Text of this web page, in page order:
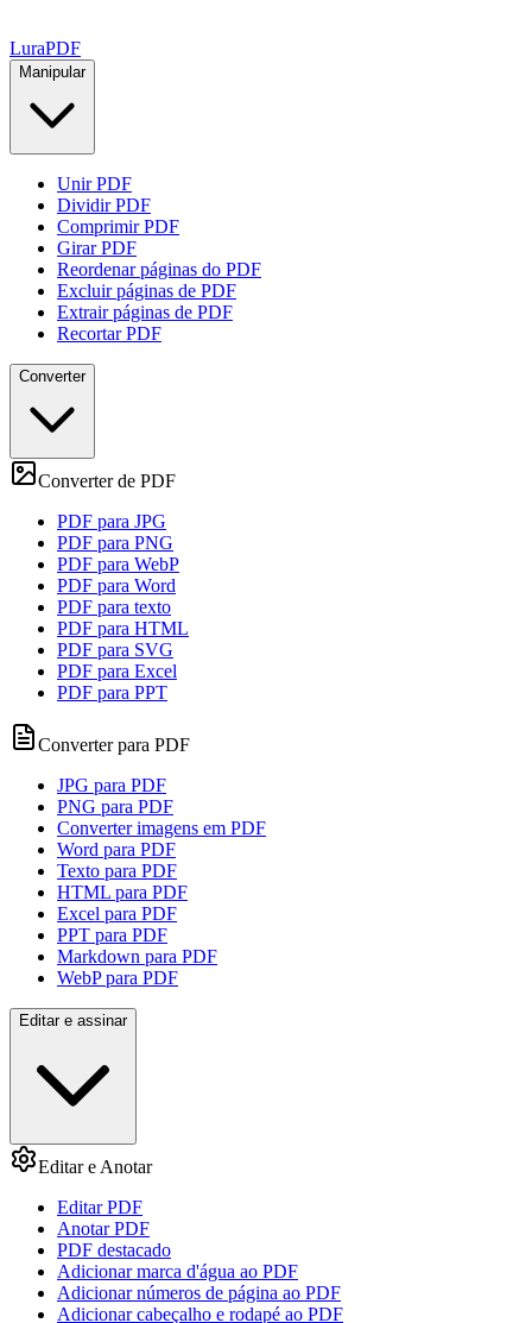
LuraPDF
Manipular
Unir PDF
Dividir PDF
Comprimir PDF
Girar PDF
Reordenar páginas do PDF
Excluir páginas de PDF
Extrair páginas de PDF
Recortar PDF
Converter
Converter de PDF
PDF para JPG
PDF para PNG
PDF para WebP
PDF para Word
PDF para texto
PDF para HTML
PDF para SVG
PDF para Excel
PDF para PPT
Converter para PDF
JPG para PDF
PNG para PDF
Converter imagens em PDF
Word para PDF
Texto para PDF
HTML para PDF
Excel para PDF
PPT para PDF
Markdown para PDF
WebP para PDF
Editar e assinar
Editar e Anotar
Editar PDF
Anotar PDF
PDF destacado
Adicionar marca d'água ao PDF
Adicionar números de página ao PDF
Adicionar cabeçalho e rodapé ao PDF